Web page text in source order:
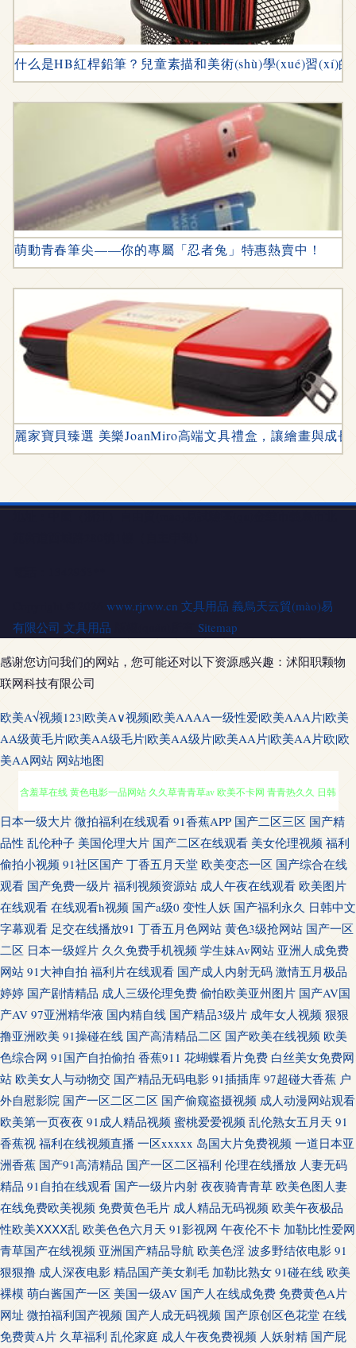
什么是HB紅桿鉛筆？兒童素描和美術(shù)學(xué)習(xí)
萌動青春筆尖——你的專屬「忍者兔」特惠熱賣中！
麗家寶貝臻選 美樂JoanMiro高端文具禮盒，讓繪畫與成長
www.rjrww.cn 文具用品 義烏天云貿(mào)易
有限公司 文具用品 Sitemap
感谢您访问我们的网站，您可能还对以下资源感兴趣：沭阳职颗物
联网科技有限公司
欧美A√视频123|欧美A∨视频|欧美AAAA一级性爱|欧美AAA片|欧美
AA级黄毛片|欧美AA级毛片|欧美AA级片|欧美AA片|欧美AA片欧|欧
美AA网站 网站地图
91国产视频在线 日本a√在线观看 爱豆传媒映视AV 浮力影院AV 国产久艹网
含羞草在线 黄色电影一品网站 久久草青青草av 欧美不卡网 青青热久久 日韩
一本超碰97在线 99热首页 超碰大香蕉av 国产精品九九精品 韩国AV看片网站
另类操逼网 欧美成人性爱综合 青青操网站 天天操B日韩无码 香蕉视频在线
下载 婷婷伊人网 含羞草影院福利院 老师美女丝袜啪啪 人妖视频ts 另类色色
AV网天天 欧美日性 91se天美 老司机午夜精品 国产日本91在线 极品女神内射
久久蔴豆制片图 欧色图综合 www青草视频 成人青青草久久 国产精品传媒久
久 激情另类AV 精品国产区123 日本视频a 三级av片在线看 91黄下载 91国内
产香蕉 91视频网在线 成人无码影院 国产精品豆花操逼 人妖黄色A片 丝袜美
腿中文字幕 综合久欧洲 91极品反差 国产熟妇久久 九九精品九九国产 三级黄
色白丝网站 午夜探花17c 在线夜间视频91 69成人视频 91视频网站网址 超碰
在线日韩 抖阴免费网页 黑丝av2558 精品人妻久久 欧美肏屄视频 日韩特黄 偷
拍拍自超碰 在线成人色网 91社地址 av福利影院 东方成人AV在线 国产日韩精
日本一级大片 微拍福利在线观看 91香蕉APP 国产二区三区 国产精
品性 乱伦种子 美国伦理大片 国产二区在线观看 美女伦理视频 福利
偷拍小视频 91社区国产 丁香五月天堂 欧美变态一区 国产综合在线
观看 国产免费一级片 福利视频资源站 成人午夜在线观看 欧美图片
在线观看 在线观看h视频 国产a级0 变性人妖 国产福利永久 日韩中文
字幕观看 足交在线播放91 丁香五月色网站 黄色3级抢网站 国产一区
二区 日本一级婬片 久久免费手机视频 学生妹Av网站 亚洲人成免费
网站 91大神自拍 福利片在线观看 国产成人内射无码 激情五月极品
婷婷 国产剧情精品 成人三级伦理免费 偷怕欧美亚州图片 国产AV国
产AV 97亚洲精华液 国内精自线 国产精品3级片 成年女人视频 狠狠
撸亚洲欧美 91操碰在线 国产高清精品二区 国产欧美在线视频 欧美
色综合网 91国产自拍偷拍 香蕉911 花蝴蝶看片免费 白丝美女免费网
站 欧美女人与动物交 国产精品无码电影 91插插库 97超碰大香蕉 户
外自慰影院 国产一区二区二区 国产偷窥盗摄视频 成人动漫网站观看
欧美第一页夜夜 91成人精品视频 蜜桃爱爱视频 乱伦熟女五月天 91
香蕉视 福利在线视频直播 一区xxxxx 岛国大片免费视频 一道日本亚
洲香蕉 国产91高清精品 国产一区二区福利 伦理在线播放 人妻无码
精品 91自拍在线观看 国产一级片内射 夜夜骑青青草 欧美色图人妻
在线免费欧美视频 免费黄色毛片 成人精品无码视频 欧美午夜极品
性欧美ⅩⅩⅩⅩ乱 欧美色色六月天 91影视网 午夜伦不卡 加勒比性爱网
青草国产在线视频 亚洲国产精品导航 欧美色淫 波多野结依电影 91
狠狠撸 成人深夜电影 精品国产美女剃毛 加勒比熟女 91碰在线 欧美
裸模 萌白酱国产一区 美国一级AV 国产人在线成免费 免费黄色A片
网址 微拍福利国产视频 国产人成无码视频 国产原创区色花堂 在线
免费黄A片 久草福利 乱伦家庭 成人午夜免费视频 人妖射精 国产屁